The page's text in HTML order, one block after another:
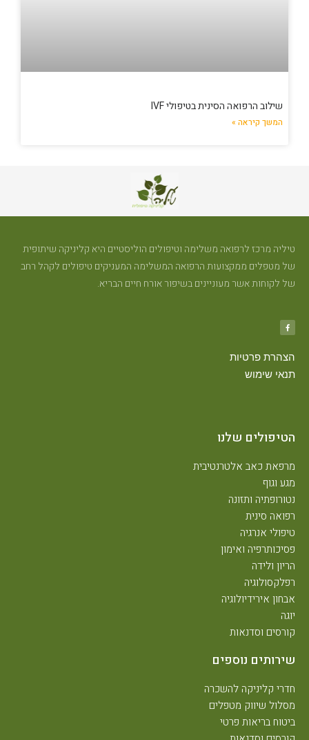
שילוב הרפואה הסינית בטיפולי IVF
המשך קיראה »
טיליה מרכז לרפואה משלימה וטיפולים הוליסטיים היא קליניקה שיתופית
של מטפלים ממקצועות הרפואה המשלימה המעניקים טיפולים לקהל רחב
של לקוחות אשר מעוניינים בשיפור אורח חיים הבריא.
הצהרת פרטיות
תנאי שימוש
הטיפולים שלנו
מרפאת כאב אלטרנטיבית
מגע וגוף
נטורופתיה ותזונה
רפואה סינית
טיפולי אנרגיה
פסיכותרפיה ואימון
הריון ולידה
רפלקסולוגיה
אבחון אירידיולוגיה
יוגה
קורסים וסדנאות
שירותים נוספים
חדרי קליניקה להשכרה
מסלול שיווק מטפלים
ביטוח בריאות פרטי